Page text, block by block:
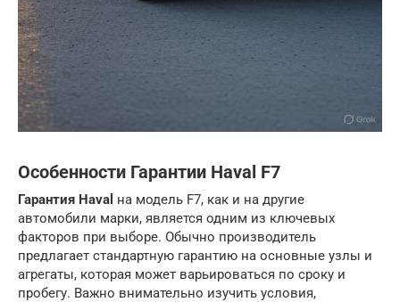
Особенности Гарантии Haval F7
Гарантия Haval на модель F7, как и на другие
автомобили марки, является одним из ключевых
факторов при выборе. Обычно производитель
предлагает стандартную гарантию на основные узлы и
агрегаты, которая может варьироваться по сроку и
пробегу. Важно внимательно изучить условия,